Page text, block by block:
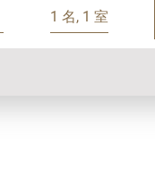
1 名, 1 室